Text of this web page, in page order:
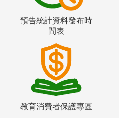
預告統計資料發布時
間表
教育消費者保護專區